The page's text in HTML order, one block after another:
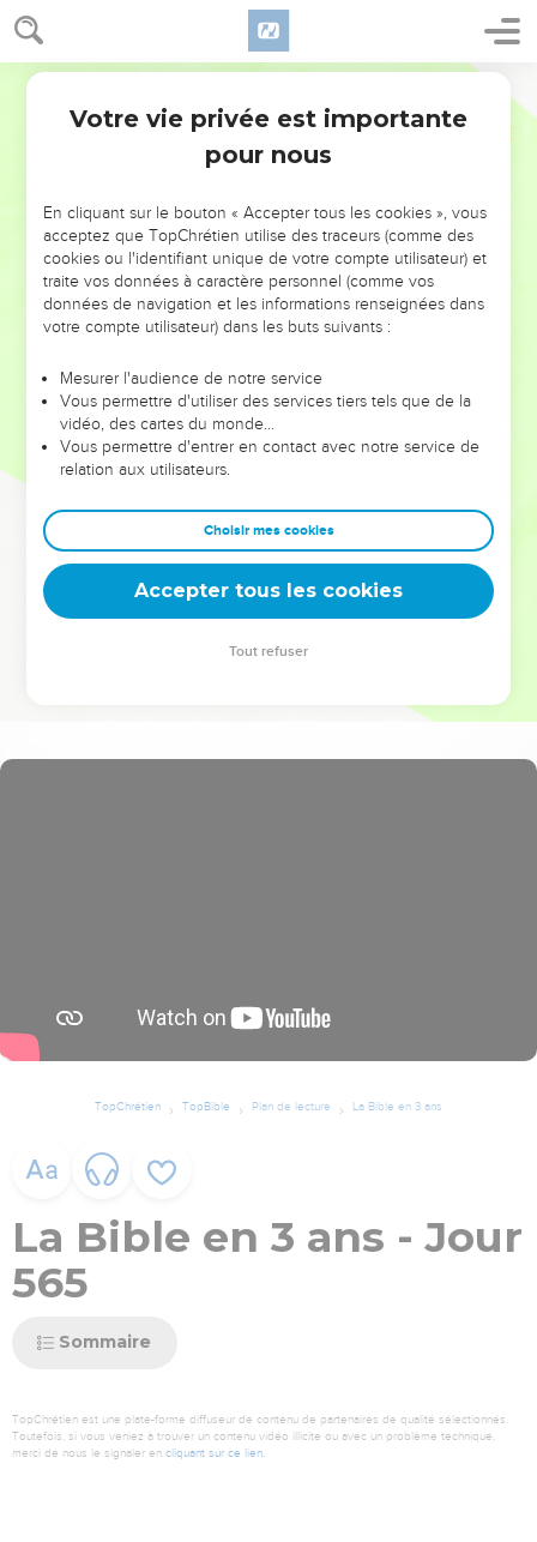
NE MANQUEZ PAS L’ÉVÉNEMENT
DE L’ANNÉE !
ET SI LEURS ERREURS POUVAIENT VOUS ÉVITER LES
VOTRES ?
leur foi ou leur vision. Mais on voit moins les doutes, les erreurs
et les saisons difficiles qu'ils ont traversés, alors même que ce
sont elles qui les ont façonnés.
Dans cette conférence, leaders, entrepreneurs, et responsables
clés pour avancer avec plus de sagesse afin que leurs erreurs
deviennent vos tremplins. Que vous guidiez un ministère, une
équipe, un groupe ou une famille, leur expérience est faite
TopChrétien TopBible Plan de lecture La Bible en 3 ans
La Bible en 3 ans - Jour
565
Sommaire
TopChrétien est une plate-forme diffuseur de contenu de partenaires de qualité sélectionnés.
Toutefois, si vous veniez à trouver un contenu vidéo illicite ou avec un problème technique,
merci de nous le signaler en cliquant sur ce lien
Votre vie privée est importante
pour nous
En cliquant sur le bouton « Accepter tous les cookies », vous
acceptez que TopChrétien utilise des traceurs (comme des
cookies ou l'identifiant unique de votre compte utilisateur) et
traite vos données à caractère personnel (comme vos
données de navigation et les informations renseignées dans
votre compte utilisateur) dans les buts suivants :
Mesurer l'audience de notre service
Vous permettre d'utiliser des services tiers tels que de la
vidéo, des cartes du monde…
Vous permettre d'entrer en contact avec notre service de
relation aux utilisateurs.
Choisir mes cookies
Accepter tous les cookies
Tout refuser